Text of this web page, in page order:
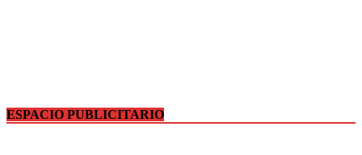
ESPACIO PUBLICITARIO